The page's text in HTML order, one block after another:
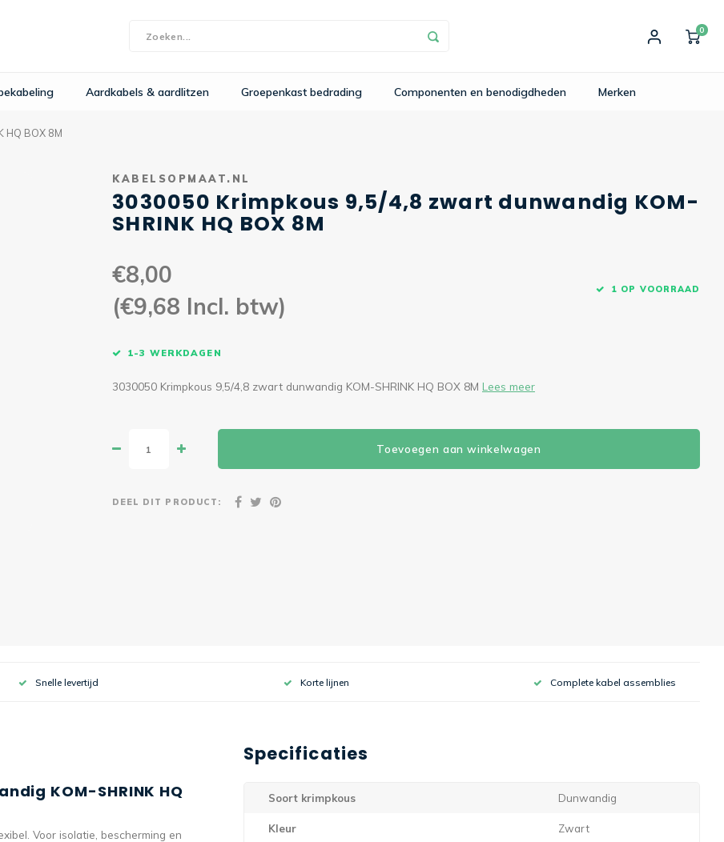
0
Aardkabels & aardlitzen Groepenkast bedrading Componenten en benodigdheden Merken
BOX 8M
KABELSOPMAAT.NL
3030050 Krimpkous 9,5/4,8 zwart dunwandig KOM-
SHRINK HQ BOX 8M
€8,00
(€9,68 Incl. btw)
1 OP VOORRAAD
1-3 WERKDAGEN
3030050 Krimpkous 9,5/4,8 zwart dunwandig KOM-SHRINK HQ BOX 8M Lees meer
Toevoegen aan winkelwagen
DEEL DIT PRODUCT:
Snelle levertijd Korte lijnen Complete kabel assemblies
KOM-SHRINK HQ
Voor isolatie, bescherming en
Specificaties
Soort krimpkous Dunwandig
Kleur Zwart